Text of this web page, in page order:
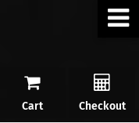
Cart Checkout